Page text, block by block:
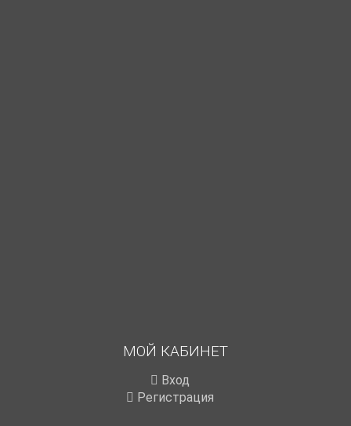
МОЙ КАБИНЕТ
Вход
Регистрация